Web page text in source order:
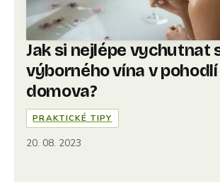
Jak si nejlépe vychutnat
výborného vína v pohodlí
domova?
PRAKTICKÉ TIPY
20. 08. 2023